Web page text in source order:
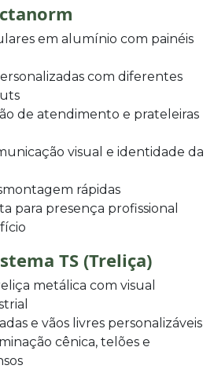
em alumínio com painéis
com diferentes
de atendimento e prateleiras
visual e identidade da
rápidas
para presença profissional
TS (Treliça)
metálica com visual
e vãos livres personalizáveis
cênica, telões e